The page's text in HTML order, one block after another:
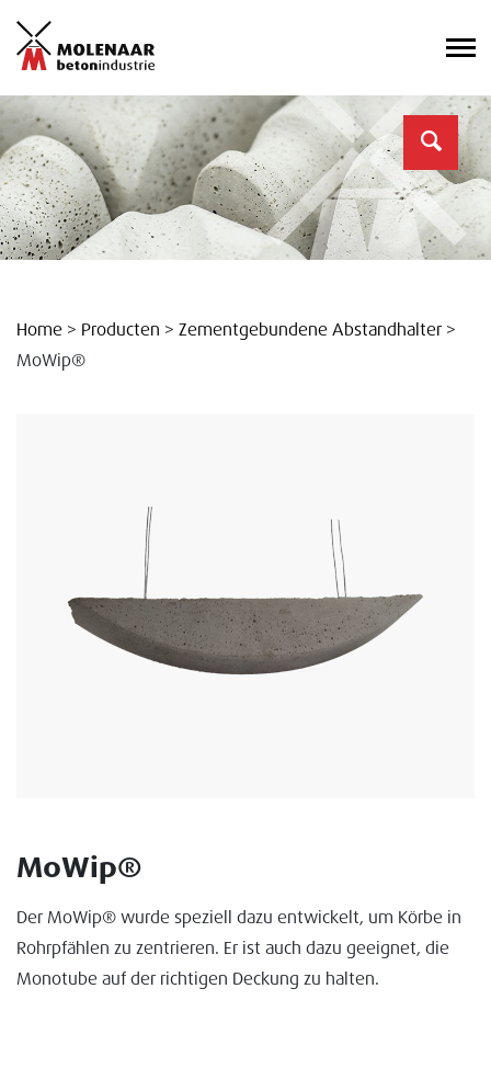
Home > Producten > Zementgebundene Abstandhalter >
MoWip®
MoWip®
Der MoWip® wurde speziell dazu entwickelt, um Körbe in
Rohrpfählen zu zentrieren. Er ist auch dazu geeignet, die
Monotube auf der richtigen Deckung zu halten.